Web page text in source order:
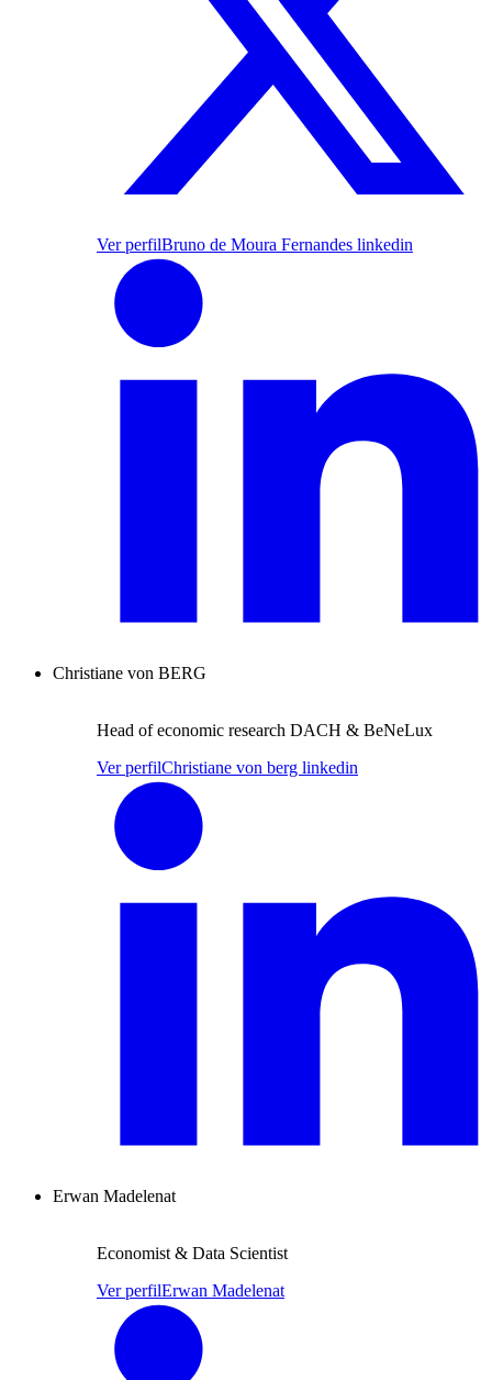
Ver perfilBruno de Moura Fernandes linkedin
Christiane von BERG
Head of economic research DACH & BeNeLux
Ver perfilChristiane von berg linkedin
Erwan Madelenat
Economist & Data Scientist
Ver perfilErwan Madelenat